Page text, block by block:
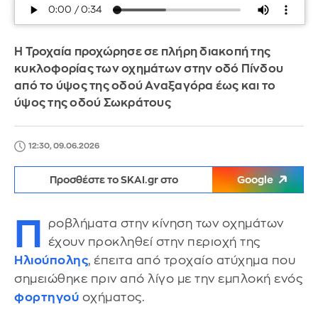
Η Τροχαία προχώρησε σε πλήρη διακοπή της
κυκλοφορίας των οχημάτων στην οδό Πίνδου
από το ύψος της οδού Αναξαγόρα έως και το
ύψος της οδού Σωκράτους
12:30, 09.06.2026
Προσθέστε το SKAI.gr στο Google
Π
ροβλήματα στην κίνηση των οχημάτων
έχουν προκληθεί στην περιοχή της
Ηλιούπολης, έπειτα από τροχαίο ατύχημα που
σημειώθηκε πριν από λίγο με την εμπλοκή ενός
φορτηγού οχήματος.